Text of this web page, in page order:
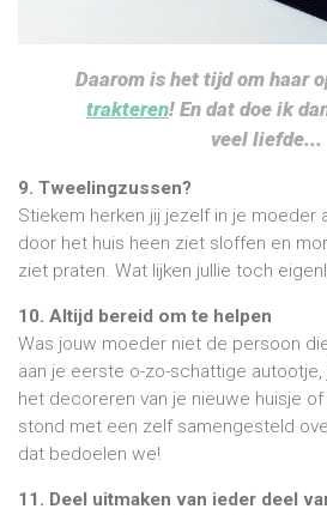
Daarom is het tijd om haar
trakteren! En dat doe ik
veel liefde...
9. Tweelingzussen?
Stiekem herken jij jezelf in je moeder
door het huis heen ziet sloffen en
ziet praten. Wat lijken jullie toch
10. Altijd bereid om te helpen
Was jouw moeder niet de persoon
aan je eerste o-zo-schattige
het decoreren van je nieuwe huisje
stond met een zelf samengesteld
dat bedoelen we!
11. Deel uitmaken van ieder deel